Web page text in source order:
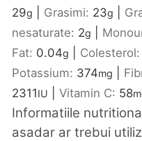
29g Grasimi: 23g
nesaturate: 2g
Fat: 0.04g Colesterol:
Potassium: 374mg
2311IU Vitamin C: 58
Informatiile nutritionale sunt calculate automat,
asadar ar trebui